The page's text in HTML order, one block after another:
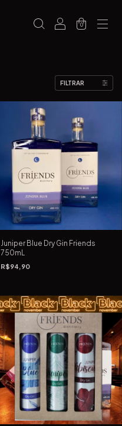
0
FILTRAR
Juniper Blue Dry Gin Friends
750mL
R$94,90